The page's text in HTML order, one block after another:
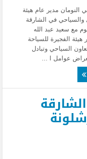
مدير عام هيئة
والسياحي في الشارقة
مع سعيد عبد الله
الفجيرة للسياحة
السياحي وتبادل
عوامل ا ...